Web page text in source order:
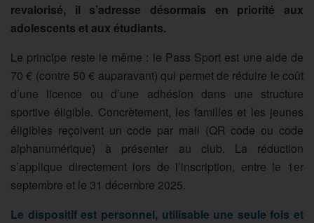
revalorisé, il s’adresse désormais en priorité aux
adolescents et aux étudiants.
Le principe reste le même : le Pass Sport est une aide de
70 € (contre 50 € auparavant) qui permet de réduire le coût
d’une licence ou d’une adhésion dans une structure
sportive éligible. Concrètement, les familles et les jeunes
éligibles reçoivent un code par mail (QR code ou code
alphanumérique) à présenter au club. La réduction
s’applique directement lors de l’inscription, entre le 1er
septembre et le 31 décembre 2025.
Le dispositif est personnel, utilisable une seule fois et